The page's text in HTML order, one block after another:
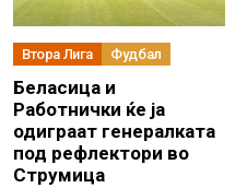
Втора Лига Фудбал
Беласица и
Работнички ќе ја
одиграат генералката
под рефлектори во
Струмица